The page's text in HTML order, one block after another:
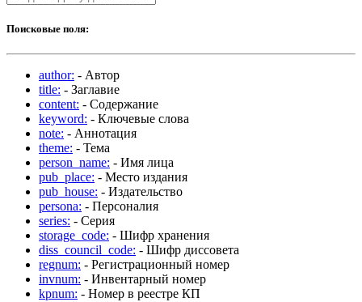
Поисковые поля:
author: - Автор
title: - Заглавие
content: - Содержание
keyword: - Ключевые слова
note: - Аннотация
theme: - Тема
person_name: - Имя лица
pub_place: - Место издания
pub_house: - Издательство
persona: - Персоналия
series: - Серия
storage_code: - Шифр хранения
diss_council_code: - Шифр диссовета
regnum: - Регистрационный номер
invnum: - Инвентарный номер
kpnum: - Номер в реестре КП